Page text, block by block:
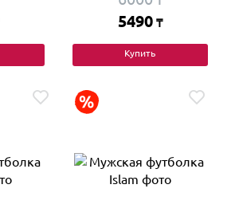
5490 ₸
Купить